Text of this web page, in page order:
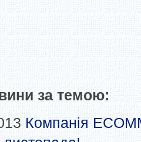
за темою:
Компанія